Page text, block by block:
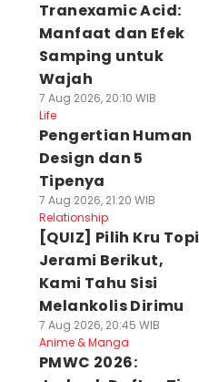
Tranexamic Acid:
Manfaat dan Efek
Samping untuk
Wajah
7 Aug 2026, 20:10 WIB
Life
Pengertian Human
Design dan 5
Tipenya
7 Aug 2026, 21:20 WIB
Relationship
[QUIZ] Pilih Kru Topi
Jerami Berikut,
Kami Tahu Sisi
Melankolis Dirimu
7 Aug 2026, 20:45 WIB
Anime & Manga
PMWC 2026: